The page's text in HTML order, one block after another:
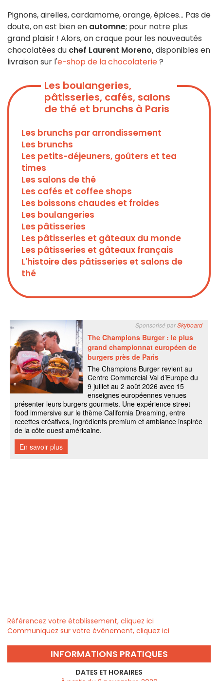
Pignons, airelles, cardamome, orange, épices... Pas de
doute, on est bien en automne; pour notre plus
grand plaisir ! Alors, on craque pour les nouveautés
chocolatées du chef Laurent Moreno,disponibles en
livraison sur l'e-shop de la chocolaterie?
Les boulangeries,
pâtisseries, cafés, salons
de thé et brunchs à Paris
Les brunchs par arrondissement
Les brunchs
Les petits-déjeuners, goûters et tea
times
Les salons de thé
Les cafés et coffee shops
Les boissons chaudes et froides
Les boulangeries
Les pâtisseries
Les pâtisseries et gâteaux du monde
Les pâtisseries et gâteaux français
L'histoire des pâtisseries et salons de
thé
Référencez votre établissement, cliquez ici
Communiquez sur votre évènement, cliquez ici
INFORMATIONS PRATIQUES
DATES ET HORAIRES